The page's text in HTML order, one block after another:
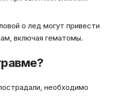
о лед могут привести
включая гематомы.
необходимо